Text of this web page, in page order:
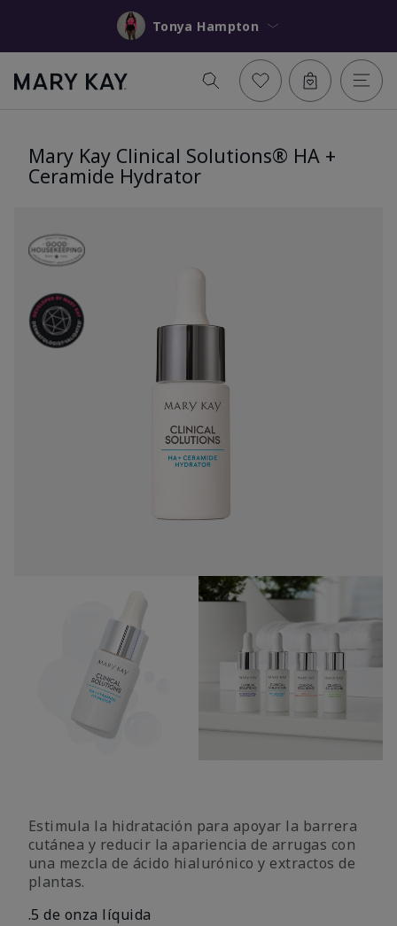
Tonya Hampton
Mary Kay Clinical Solutions® HA +
Ceramide Hydrator
Estimula la hidratación para apoyar la barrera
cutánea y reducir la apariencia de arrugas con
una mezcla de ácido hialurónico y extractos de
plantas.
.5 de onza líquida